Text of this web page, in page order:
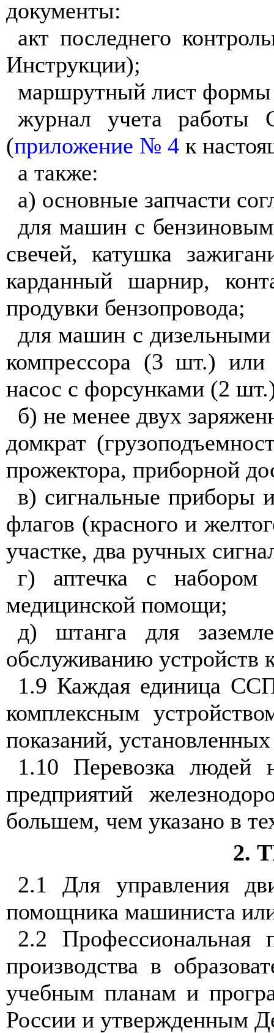
документы:
акт последнего
Инструкции);
маршрутный лист
журнал учета работы
(приложение № 4 к
а также:
а) основные запчасти
для машин с
свечей, катушка
карданный шарнир,
продувки бензопровода;
для машин с дизельными
компрессора (3 шт.) или
насос с форсунками (2
б) не менее двух
домкрат
прожектора, приборной
в) сигнальные приборы
флагов (красного и
участке, два ручных
г) аптечка с набором
медицинской помощи;
д) штанга для
обслуживанию устройств
1.9 Каждая единица
комплексным
показаний,
1.10 Перевозка людей
предприятий
большем, чем указано в
2.
2.1 Для управления
помощника машиниста
2.2 Профессиональная
производства в
учебным планам и
России и утвержденным